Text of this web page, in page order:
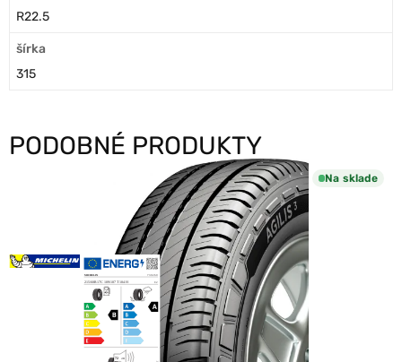
R22.5
šírka
315
PODOBNÉ PRODUKTY
Na sklade